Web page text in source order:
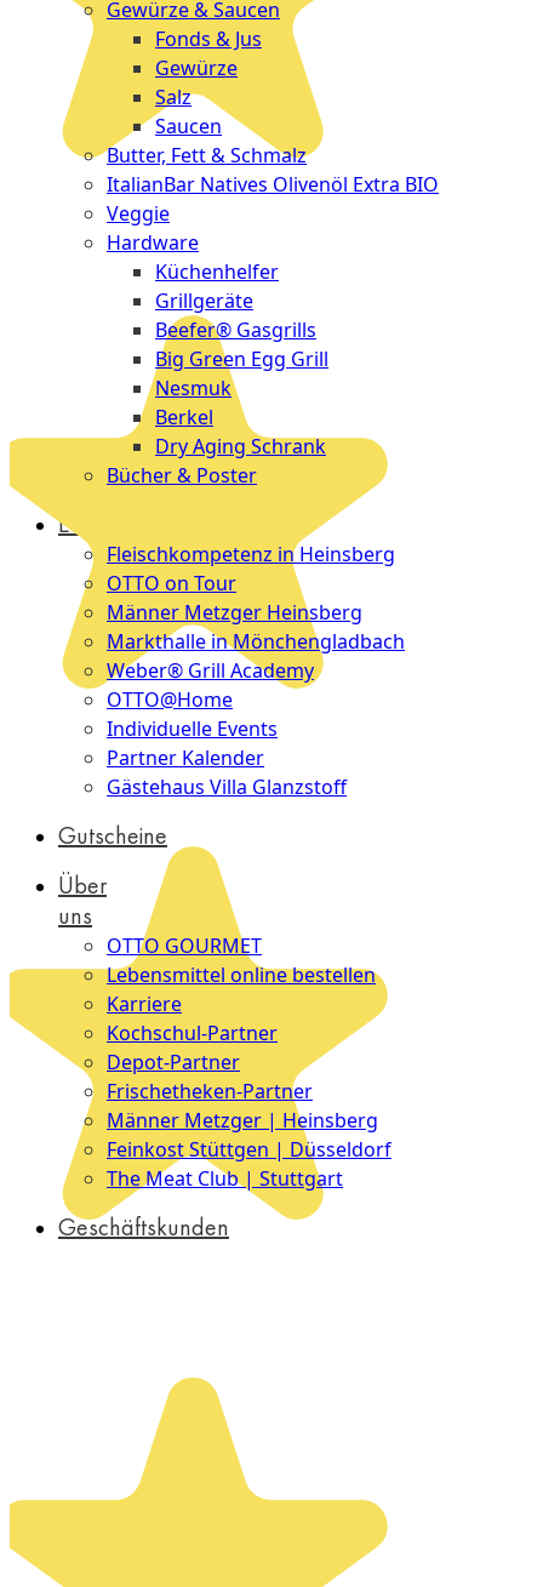
Gewürze & Saucen
Fonds & Jus
Gewürze
Salz
Saucen
Butter, Fett & Schmalz
ItalianBar Natives Olivenöl Extra BIO
Veggie
Hardware
Küchenhelfer
Grillgeräte
Beefer® Gasgrills
Big Green Egg Grill
Nesmuk
Berkel
Dry Aging Schrank
Bücher & Poster
Events
Fleischkompetenz in Heinsberg
OTTO on Tour
Männer Metzger Heinsberg
Markthalle in Mönchengladbach
Weber® Grill Academy
OTTO@Home
Individuelle Events
Partner Kalender
Gästehaus Villa Glanzstoff
Gutscheine
Über
uns
OTTO GOURMET
Lebensmittel online bestellen
Karriere
Kochschul-Partner
Depot-Partner
Frischetheken-Partner
Männer Metzger | Heinsberg
Feinkost Stüttgen | Düsseldorf
The Meat Club | Stuttgart
Geschäftskunden